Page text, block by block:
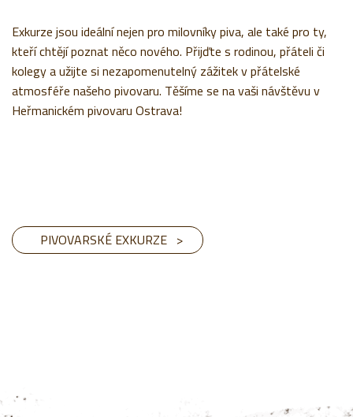
Exkurze jsou ideální nejen pro milovníky piva, ale také pro ty,
kteří chtějí poznat něco nového. Přijďte s rodinou, přáteli či
kolegy a užijte si nezapomenutelný zážitek v přátelské
atmosféře našeho pivovaru. Těšíme se na vaši návštěvu v
Heřmanickém pivovaru Ostrava!
PIVOVARSKÉ EXKURZE >